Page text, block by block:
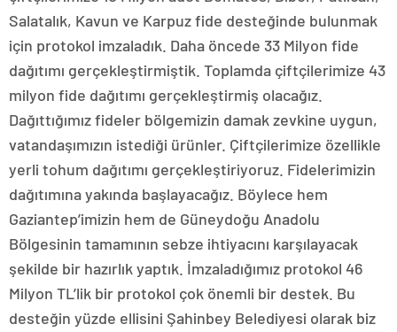
Salatalık, Kavun ve Karpuz fide desteğinde bulunmak
için protokol imzaladık. Daha öncede 33 Milyon fide
dağıtımı gerçekleştirmiştik. Toplamda çiftçilerimize 43
milyon fide dağıtımı gerçekleştirmiş olacağız.
Dağıttığımız fideler bölgemizin damak zevkine uygun,
vatandaşımızın istediği ürünler. Çiftçilerimize özellikle
yerli tohum dağıtımı gerçekleştiriyoruz. Fidelerimizin
dağıtımına yakında başlayacağız. Böylece hem
Gaziantep’imizin hem de Güneydoğu Anadolu
Bölgesinin tamamının sebze ihtiyacını karşılayacak
şekilde bir hazırlık yaptık. İmzaladığımız protokol 46
Milyon TL’lik bir protokol çok önemli bir destek. Bu
desteğin yüzde ellisini Şahinbey Belediyesi olarak biz